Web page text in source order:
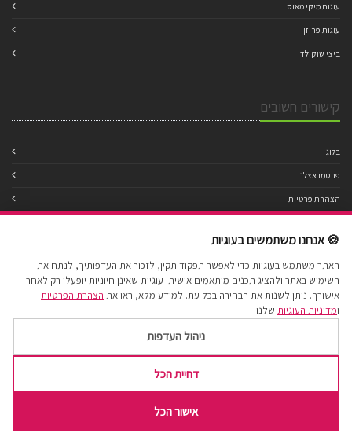
עוגות מיקי מאוס
עוגות פרוזן
ביצי שוקולד
קישורים חשובים
בלוג
פרסמו אצלנו
הצהרת פרטיות
תנאי שימוש
הצהרת נגישות
מפת אתר
Cake Factory 2017 © All Rights Reserved.
🍪 אנחנו משתמשים בעוגיות
האתר משתמש בעוגיות כדי לאפשר תפקוד תקין, לזכור את העדפותיך, לנתח את
השימוש באתר ולהציג תכנים מותאמים אישית. עוגיות שאינן חיוניות יופעלו רק לאחר
אישורך. ניתן לשנות את הבחירה בכל עת. למידע מלא, ראו את הצהרת הפרטיות
ומדיניות העוגיות שלנו.
ניהול העדפות
דחיית הכל
אישור הכל